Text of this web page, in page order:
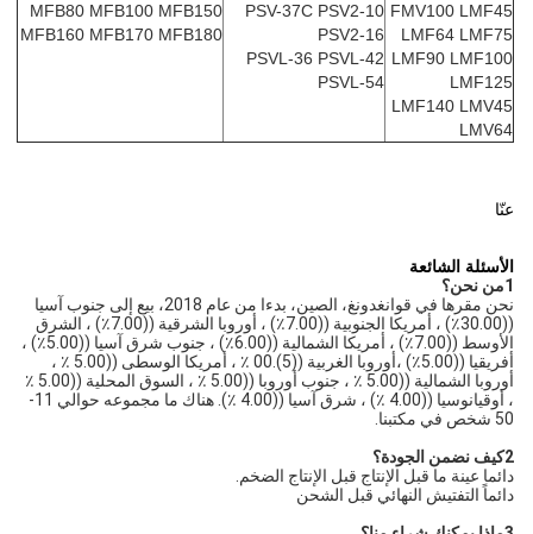
FMV100 LMF45
LMF64 LMF75
LMF90 LMF100
LMF125
LMF140 LMV45
LMV64
PSV-37C PSV2-10
PSV2-16
PSVL-36 PSVL-42
PSVL-54
MFB80 MFB100 MFB150
MFB160 MFB170 MFB180
عنّا
الأسئلة الشائعة
نحن مقرها في قوانغدونغ، الصين، بدءا من عام 2018، بيع إلى جنوب آسيا
((30.00٪) ، أمريكا الجنوبية ((7.00٪) ، أوروبا الشرقية ((7.00٪) ، الشرق
أوروبا الشمالية ((5.00 ٪ ، جنوب أوروبا ((5.00 ٪ ، السوق المحلية ((5.00 ٪
، أوقيانوسيا ((4.00 ٪) ، شرق آسيا ((4.00 ٪). هناك ما مجموعه حوالي 11-
50 شخص في مكتبنا.
2كيف نضمن الجودة؟
دائما عينة ما قبل الإنتاج قبل الإنتاج الضخم.
دائماً التفتيش النهائي قبل الشحن